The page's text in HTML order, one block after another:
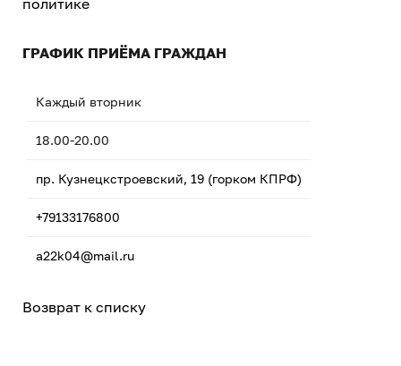
политике
ГРАФИК ПРИЁМА ГРАЖДАН
Каждый вторник
18.00-20.00
пр. Кузнецкстроевский, 19 (горком КПРФ)
+79133176800
a22k04@mail.ru
Возврат к списку